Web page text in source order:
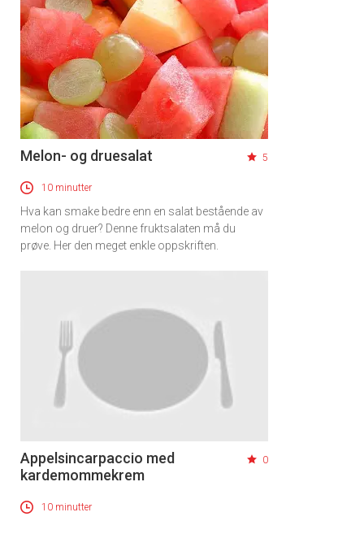
Melon- og druesalat 5
10 minutter
Hva kan smake bedre enn en salat bestående av
melon og druer? Denne fruktsalaten må du
prøve. Her den meget enkle oppskriften.
Appelsincarpaccio med
kardemommekrem
0
10 minutter